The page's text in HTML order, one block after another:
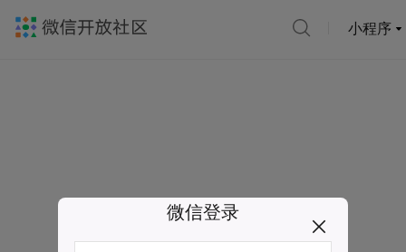
小程序
微信登录